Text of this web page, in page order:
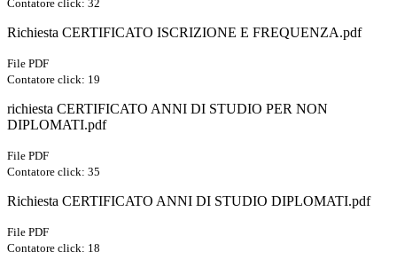
Contatore click: 32
Richiesta CERTIFICATO ISCRIZIONE E FREQUENZA.pdf
File PDF
Contatore click: 19
richiesta CERTIFICATO ANNI DI STUDIO PER NON
DIPLOMATI.pdf
File PDF
Contatore click: 35
Richiesta CERTIFICATO ANNI DI STUDIO DIPLOMATI.pdf
File PDF
Contatore click: 18